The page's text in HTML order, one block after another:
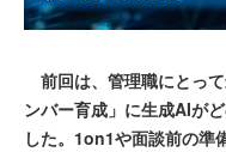
前回は、管理職にとっ
ンバー育成」に生成AIが
した。1on1や面談前の準